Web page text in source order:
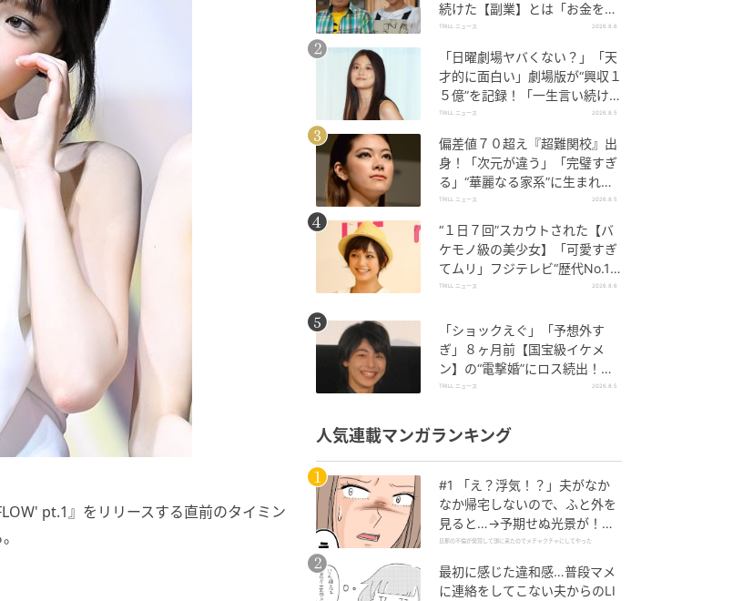
pt.1』をリリースする直前のタイミン
続けた【副業】とは「お金を稼
ぐのって大変」
TRILL ニュース 2026.8.6
「日曜劇場ヤバくない？」「天
才的に面白い」劇場版が“興収１
５億”を記録！「一生言い続け
る」放送後も続く“切望の声”
TRILL ニュース 2026.8.5
偏差値７０超え『超難関校』出
身！「次元が違う」「完璧すぎ
る」“華麗なる家系”に生まれた
【規格外の逸材】
TRILL ニュース 2026.8.5
“１日７回”スカウトされた【バ
ケモノ級の美少女】「可愛すぎ
てムリ」フジテレビ“歴代No.1
作”で輝いた『美人女優』
TRILL ニュース 2026.8.6
「ショックえぐ」「予想外す
ぎ」８ヶ月前【国宝級イケメ
ン】の“電撃婚”にロス続出！興
収“９５億超え”シリーズで輝い
TRILL ニュース 2026.8.5
人気連載マンガランキング
#1 「え？浮気！？」夫がなか
なか帰宅しないので、ふと外を
見ると…→予期せぬ光景が！｜
旦那の不倫が発覚して頭に来た
旦那の不倫が発覚して頭に来たのでメチャクチャにしてやった
最初に感じた違和感…普段マメ
に連絡をしてこない夫からのLI